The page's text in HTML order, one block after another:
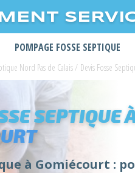
POMPAGE FOSSE SEPTIQUE
Nord Pas de Calais/ Devis Fosse
SEPTIQUE
à Gomiécourt :